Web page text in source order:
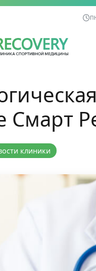
Смарт
клиники